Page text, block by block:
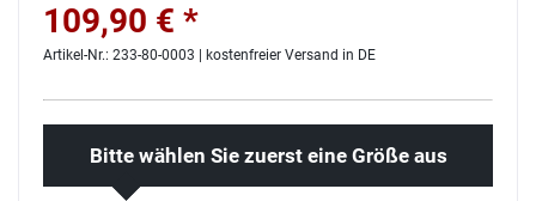
109,90 € *
Artikel-Nr.: 233-80-0003 | kostenfreier Versand in DE
Bitte wählen Sie zuerst eine Größe aus